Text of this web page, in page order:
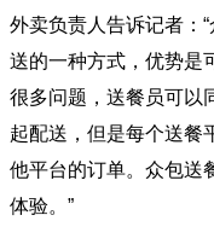
外卖负责人告诉记者：
送的一种方式，优势是
很多问题，送餐员可以
起配送，但是每个送餐
他平台的订单。众包送
体验。”